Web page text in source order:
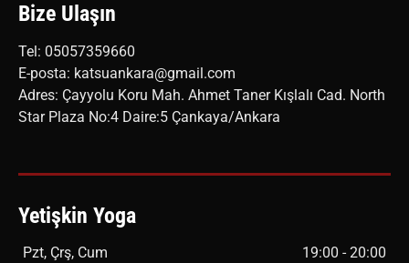
Bize Ulaşın
Tel: 05057359660
E-posta: katsuankara@gmail.com
Adres: Çayyolu Koru Mah. Ahmet Taner Kışlalı Cad. North
Star Plaza No:4 Daire:5 Çankaya/Ankara
Yetişkin Yoga
Pzt, Çrş, Cum 19:00 - 20:00